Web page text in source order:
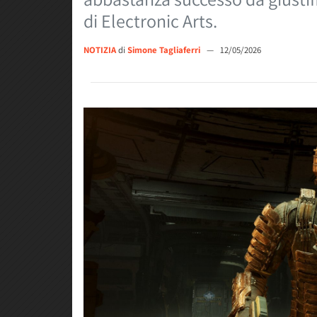
di Electronic Arts.
NOTIZIAdi Simone Tagliaferri — 12/05/2026